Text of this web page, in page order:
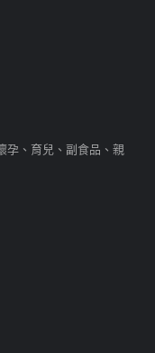
孕、育兒、副食品、親